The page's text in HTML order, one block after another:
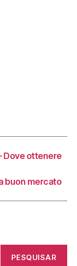
Dove ottenere
buon mercato